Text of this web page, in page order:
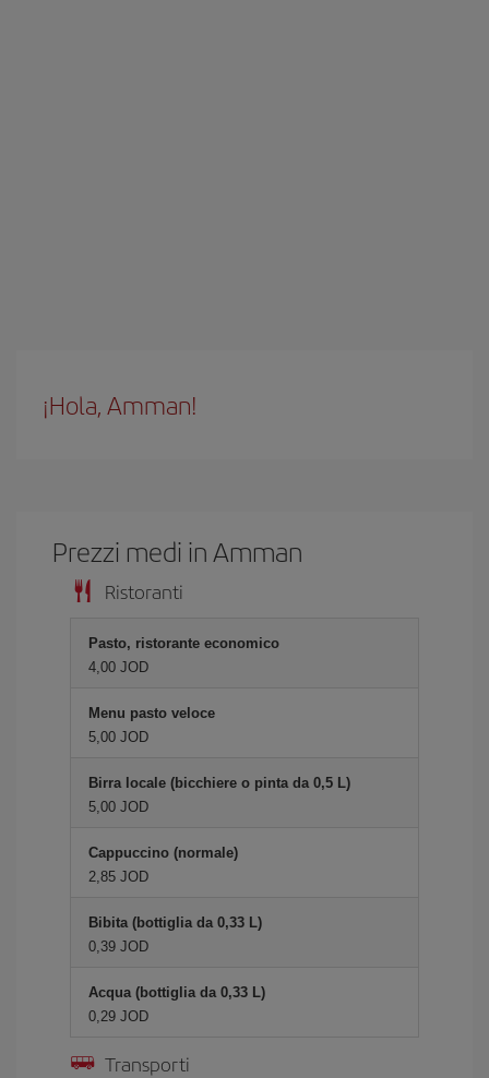
¡Hola, Amman!
Prezzi medi in Amman
Ristoranti
Pasto, ristorante economico
4,00 JOD
Menu pasto veloce
5,00 JOD
Birra locale (bicchiere o pinta da 0,5 L)
5,00 JOD
Cappuccino (normale)
2,85 JOD
Bibita (bottiglia da 0,33 L)
0,39 JOD
Acqua (bottiglia da 0,33 L)
0,29 JOD
Transporti